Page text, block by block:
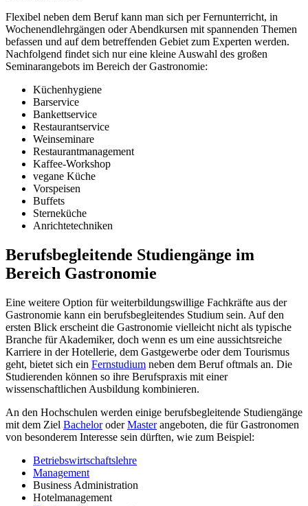
Flexibel neben dem Beruf kann man sich per Fernunterricht, in
Wochenendlehrgängen oder Abendkursen mit spannenden Themen
befassen und auf dem betreffenden Gebiet zum Experten werden.
Nachfolgend findet sich nur eine kleine Auswahl des großen
Seminarangebots im Bereich der Gastronomie:
Küchenhygiene
Barservice
Bankettservice
Restaurantservice
Weinseminare
Restaurantmanagement
Kaffee-Workshop
vegane Küche
Vorspeisen
Buffets
Sterneküche
Anrichtetechniken
Berufsbegleitende Studiengänge im
Bereich Gastronomie
Eine weitere Option für weiterbildungswillige Fachkräfte aus der
Gastronomie kann ein berufsbegleitendes Studium sein. Auf den
ersten Blick erscheint die Gastronomie vielleicht nicht als typische
Branche für Akademiker, doch wenn es um eine aussichtsreiche
Karriere in der Hotellerie, dem Gastgewerbe oder dem Tourismus
geht, bietet sich ein Fernstudium neben dem Beruf oftmals an. Die
Studierenden können so ihre Berufspraxis mit einer
wissenschaftlichen Ausbildung kombinieren.
An den Hochschulen werden einige berufsbegleitende Studiengänge
mit dem Ziel BacheloroderMasterangeboten, die für Gastronomen
von besonderem Interesse sein dürften, wie zum Beispiel:
Betriebswirtschaftslehre
Management
Business Administration
Hotelmanagement